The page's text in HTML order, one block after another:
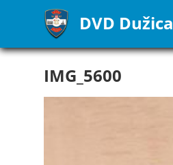
DVD Dužica
IMG_5600